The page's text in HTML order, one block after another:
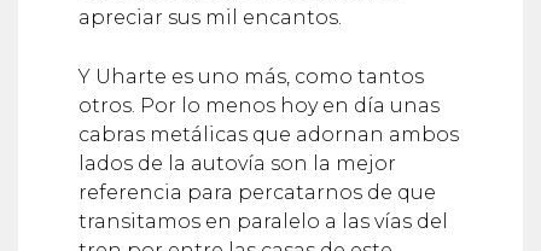
otros. Por lo menos hoy en día unas
cabras metálicas que adornan ambos
lados de la autovía son la mejor
referencia para percatarnos de que
transitamos en paralelo a las vías del
tren por entre las casas de este